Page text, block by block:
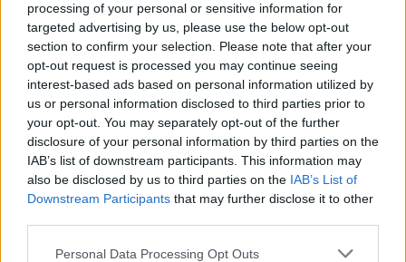
processing of your personal or sensitive information for
targeted advertising by us, please use the below opt-out
section to confirm your selection. Please note that after your
opt-out request is processed you may continue seeing
interest-based ads based on personal information utilized by
us or personal information disclosed to third parties prior to
your opt-out. You may separately opt-out of the further
disclosure of your personal information by third parties on the
IAB’s list of downstream participants. This information may
also be disclosed by us to third parties on the IAB’s List of
Downstream Participants that may further disclose it to other
Personal Data Processing Opt Outs
Ukrainos ambasadoriaus Jungtinėje
Karalystėje ir buvusio šalies ginkluotųjų
pajėgų vado Valerijaus Zalužno
pareiškimas, kad Ukraina niekada netaps
NATO nare, gali būti ne tik nusivylimo
Vakarų pažadais išraiška, bet ir politinio
įsitvirtinimo pradžia. Tokią nuomonę
„Lietuvos ryto“ televizijos laidoje „Nauja
diena“ išsakė ambasadorius, buvęs
užsienio reikalų ministras daktaras